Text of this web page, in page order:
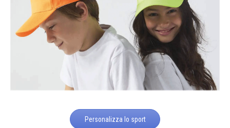
Personalizza lo sport